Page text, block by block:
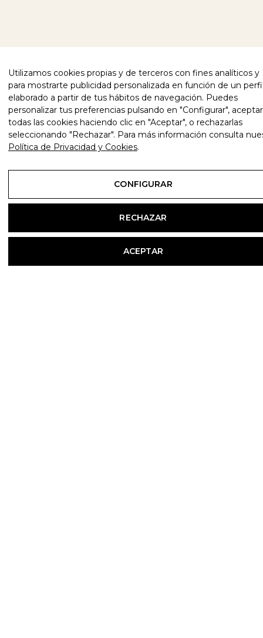
Utilizamos cookies propias y de terceros con fines analíticos y
para mostrarte publicidad personalizada en función de un
elaborado a partir de tus hábitos de navegación. Puedes
personalizar tus preferencias pulsando en "Configurar", aceptar
todas las cookies haciendo clic en "Aceptar", o rechazarlas
seleccionando "Rechazar". Para más información consulta
Política de Privacidad y Cookies.
CONFIGURAR
RECHAZAR
ACEPTAR